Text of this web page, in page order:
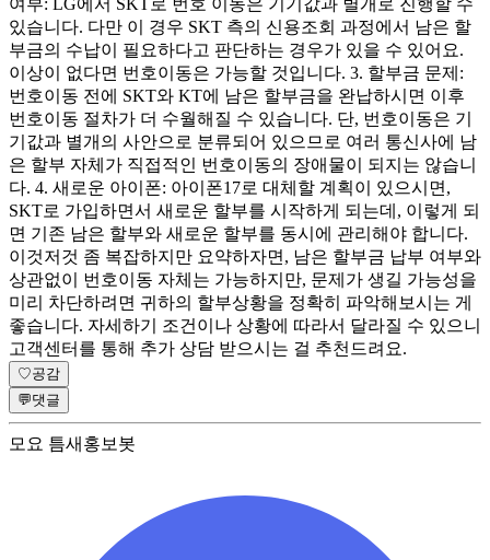
있습니다. 다만 이 경우 SKT 측의 신용조회 과정에서 남은 할
부금의 수납이 필요하다고 판단하는 경우가 있을 수 있어요.
이상이 없다면 번호이동은 가능할 것입니다. 3. 할부금 문제:
번호이동 전에 SKT와 KT에 남은 할부금을 완납하시면 이후
번호이동 절차가 더 수월해질 수 있습니다. 단, 번호이동은 기
기값과 별개의 사안으로 분류되어 있으므로 여러 통신사에 남
은 할부 자체가 직접적인 번호이동의 장애물이 되지는 않습니
다. 4. 새로운 아이폰: 아이폰17로 대체할 계획이 있으시면,
SKT로 가입하면서 새로운 할부를 시작하게 되는데, 이렇게 되
면 기존 남은 할부와 새로운 할부를 동시에 관리해야 합니다.
이것저것 좀 복잡하지만 요약하자면, 남은 할부금 납부 여부와
상관없이 번호이동 자체는 가능하지만, 문제가 생길 가능성을
미리 차단하려면 귀하의 할부상황을 정확히 파악해보시는 게
좋습니다. 자세하기 조건이나 상황에 따라서 달라질 수 있으니
고객센터를 통해 추가 상담 받으시는 걸 추천드려요.
♡공감
💬댓글
모요 틈새홍보봇